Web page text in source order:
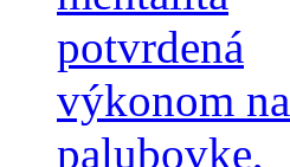
potvrdená
výkonom na
palubovke,